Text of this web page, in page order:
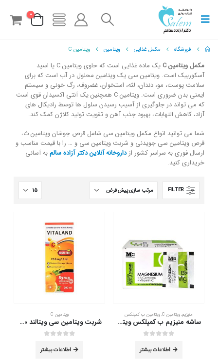
0
فروشگاه مکمل غذایی ویتامین ویتامین C
مکمل ویتامین C
یک ماده غذایی است که حاوی ویتامین C یا اسید
آسکوربیک است. ویتامین سی یک ویتامین محلول در آب است که برای
سلامت پوست، مو، دندان، لثه، استخوان، غضروف، رگ خونی و سیستم
ایمنی بدن ضروری است. ویتامین C همچنین یک آنتی اکسیدان قوی است
که می تواند در جلوگیری از آسیب رسیدن سلول ها توسط رادیکال های
آزاد، کاهش التهابات، بهبود جذب آهن و تقویت تولید کلاژن کمک کند.
شما می توانید انواع مکمل ویتامین سی شامل قرص جوشان ویتامین ث،
قرص ویتامین سی جویدنی و شربت ویتامین سی و … را با قیمت مناسب و
ارسال فوری به سراسر کشور ازداروخانه آنلاین دکتر آزاده سالمبه آسانی
خریداری کنید.
FILTER
منیزیم, ویتامین C , ویتامین ب کمپلکس
ساشه منیزیم ب کمپلکس ویتامین C ام پلاس 30 عدد
اطلاعات بیشتر
ویتامین C
شربت ویتامین سی ویتالند 200 میلی لیتر
اطلاعات بیشتر